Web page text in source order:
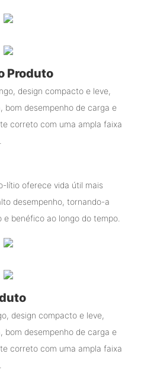
Produto
design compacto e leve,
bom desempenho de carga e
correto com uma ampla faixa
lítio oferece vida útil mais
desempenho, tornando-a
benéfico ao longo do tempo.
design compacto e leve,
bom desempenho de carga e
correto com uma ampla faixa